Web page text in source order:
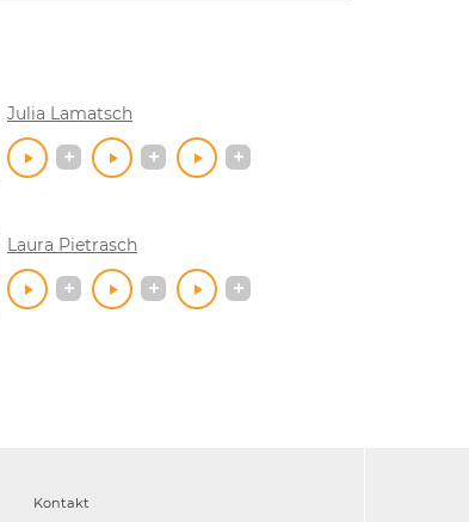
Julia Lamatsch
Laura Pietrasch
Kontakt